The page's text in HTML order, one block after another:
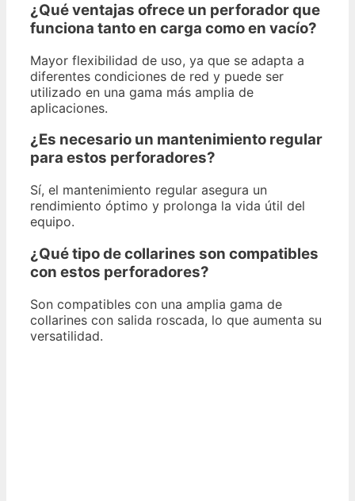
¿Qué ventajas ofrece un perforador que
funciona tanto en carga como en vacío?
Mayor flexibilidad de uso, ya que se adapta a
diferentes condiciones de red y puede ser
utilizado en una gama más amplia de
aplicaciones.
¿Es necesario un mantenimiento regular
para estos perforadores?
Sí, el mantenimiento regular asegura un
rendimiento óptimo y prolonga la vida útil del
equipo.
¿Qué tipo de collarines son compatibles
con estos perforadores?
Son compatibles con una amplia gama de
collarines con salida roscada, lo que aumenta su
versatilidad.